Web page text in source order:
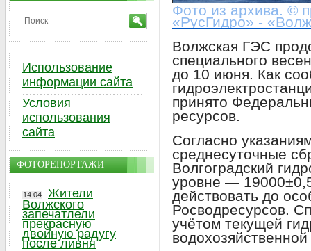
Фото из архива. ©
«РусГидро» -
Волжская ГЭС
специального
до 10 июня. Как
принято
ресурсов.
Согласно
среднесуточные
Волгоградский
уровне —
действовать до
Росводресурсов.
учётом текущей
Использование
информации сайта
Условия
использования
сайта
ФОТОРЕПОРТАЖИ
14.04
Жители
Волжского
запечатлели
прекрасную
двойную радугу
после ливня